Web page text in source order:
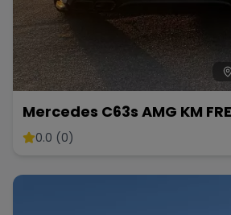
Mercedes C63s AMG KM
0.0 (0)